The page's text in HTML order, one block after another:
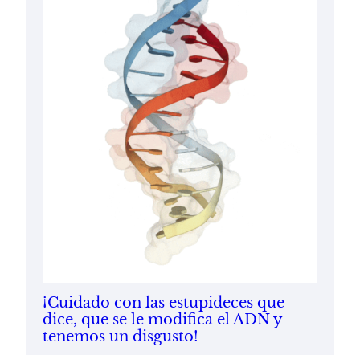
¡Cuidado con las estupideces que
dice, que se le modifica el ADN y
tenemos un disgusto!